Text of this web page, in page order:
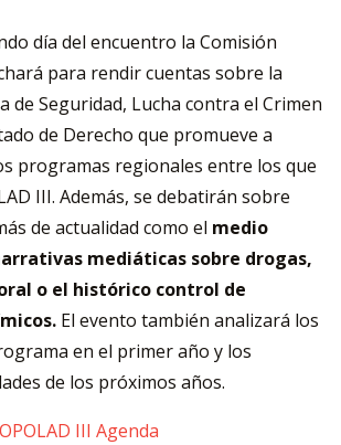
día del encuentro la Comisión
para rendir cuentas sobre la
de Seguridad, Lucha contra el Crimen
de Derecho que promueve a
programas regionales entre los que
III. Además, se debatirán sobre
de actualidad como el medio
mediáticas sobre drogas,
o el histórico control de
El evento también analizará los
en el primer año y los
de los próximos años.
III Agenda